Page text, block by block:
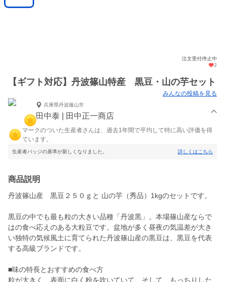
注文受付停止中
2
【ギフト対応】丹波篠山特産 黒豆・山の芋セット
みんなの投稿を見る
兵庫県丹波篠山市
田中泰 | 田中正一商店
マークのついた生産者さんは、過去1年間で平均して特に高い評価を得
ています。
生産者バッジの基準が新しくなりました。 詳しくはこちら
商品説明
丹波篠山産 黒豆２５０ｇと 山の芋（秀品）1kgのセットです。
黒豆の中でも最も粒の大きい品種「丹波黒」。本場篠山産ならで
はの食べ応えのある大粒豆です。盆地が多く昼夜の気温差が大き
い独特の気候風土に育てられた丹波篠山産の黒豆は、黒豆を代表
する高級ブランドです。
■味の特長とおすすめの食べ方
粒が大きく、表面に白く粉を吹いていて、そして、もっちりした